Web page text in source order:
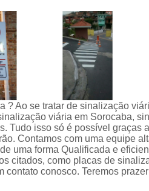
Empresa de
Empresa
Lombada com
Lombada para
Lombada Trânsito
Pintura de
Pintura Placa de
? Ao se tratar de sinalização
viária em Sorocaba,
Tudo isso só é possível graças
Contamos com uma equipe
uma forma Qualificada e
citados, como placas de
conosco. Teremos